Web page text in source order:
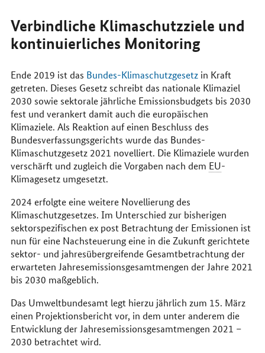
Verbindliche Klimaschutzziele und
kontinuierliches Monitoring
Ende 2019 ist das Bundes-Klimaschutzgesetzin Kraft
getreten. Dieses Gesetz schreibt das nationale Klimaziel
2030 sowie sektorale jährliche Emissionsbudgets bis 2030
fest und verankert damit auch die europäischen
Klimaziele. Als Reaktion auf einen Beschluss des
Bundesverfassungsgerichts wurde das Bundes-
Klimaschutzgesetz 2021 novelliert. Die Klimaziele wurden
verschärft und zugleich die Vorgaben nach dem EU-
Klimagesetz umgesetzt.
2024 erfolgte eine weitere Novellierung des
Klimaschutzgesetzes. Im Unterschied zur bisherigen
sektorspezifischen ex post Betrachtung der Emissionen ist
nun für eine Nachsteuerung eine in die Zukunft gerichtete
sektor- und jahresübergreifende Gesamtbetrachtung der
erwarteten Jahresemissionsgesamtmengen der Jahre 2021
bis 2030 maßgeblich.
Das Umweltbundesamt legt hierzu jährlich zum 15. März
einen Projektionsbericht vor, in dem unter anderem die
Entwicklung der Jahresemissionsgesamtmengen 2021 –
2030 betrachtet wird.